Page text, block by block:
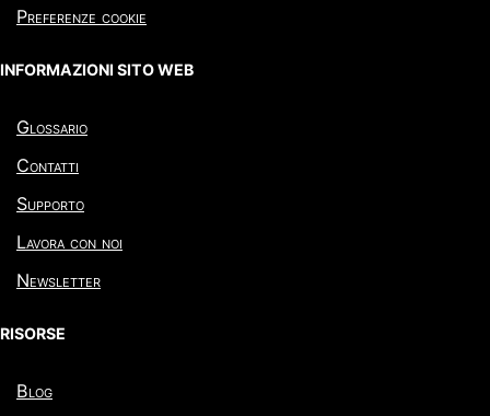
Preferenze cookie
INFORMAZIONI SITO WEB
Glossario
Contatti
Supporto
Lavora con noi
Newsletter
RISORSE
Blog